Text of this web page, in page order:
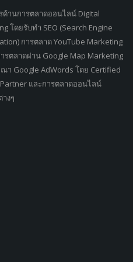
ด้านการตลาดออนไลน์ Digital
โดยรับทำ SEO (Search Engine
การตลาด YouTube Marketing
ารตลาดผ่าน Google Map Marketing
า Google AdWords โดย Certified
และการตลาดออนไลน์
งๆ